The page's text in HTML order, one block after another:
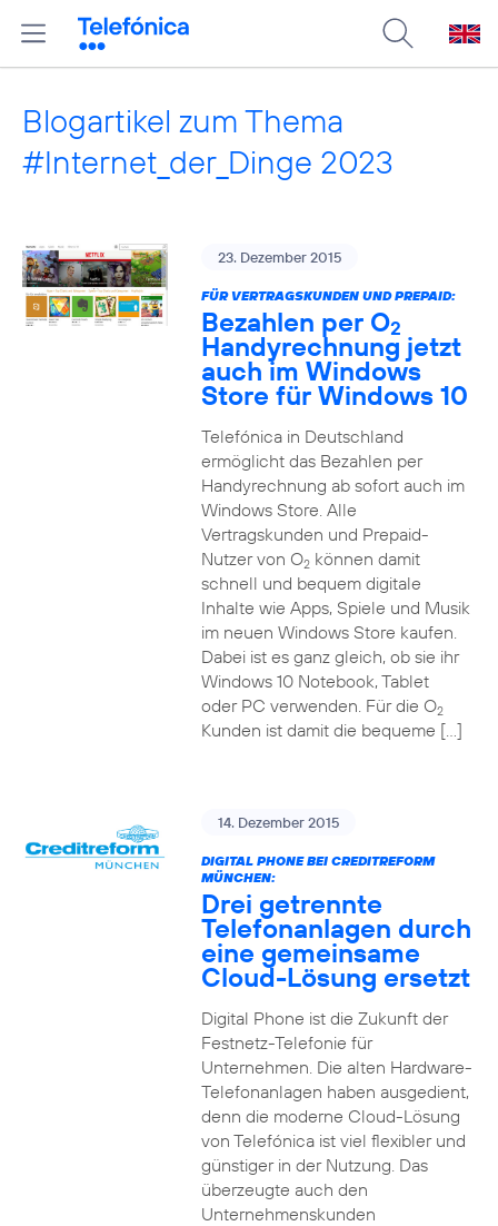
Blogartikel zum Thema
#Internet_der_Dinge 2023
23. Dezember 2015
FÜR VERTRAGSKUNDEN UND PREPAID:
Bezahlen per O2
Handyrechnung jetzt
auch im Windows
Store für Windows 10
Telefónica in Deutschland
ermöglicht das Bezahlen per
Handyrechnung ab sofort auch im
Windows Store. Alle
Vertragskunden und Prepaid-
Nutzer von O2können damit
schnell und bequem digitale
Inhalte wie Apps, Spiele und Musik
im neuen Windows Store kaufen.
Dabei ist es ganz gleich, ob sie ihr
Windows 10 Notebook, Tablet
oder PC verwenden. Für die O2
Kunden ist damit die bequeme […]
14. Dezember 2015
DIGITAL PHONE BEI CREDITREFORM
MÜNCHEN:
Drei getrennte
Telefonanlagen durch
eine gemeinsame
Cloud-Lösung ersetzt
Digital Phone ist die Zukunft der
Festnetz-Telefonie für
Unternehmen. Die alten Hardware-
Telefonanlagen haben ausgedient,
denn die moderne Cloud-Lösung
von Telefónica ist viel flexibler und
günstiger in der Nutzung. Das
überzeugte auch den
Unternehmenskunden